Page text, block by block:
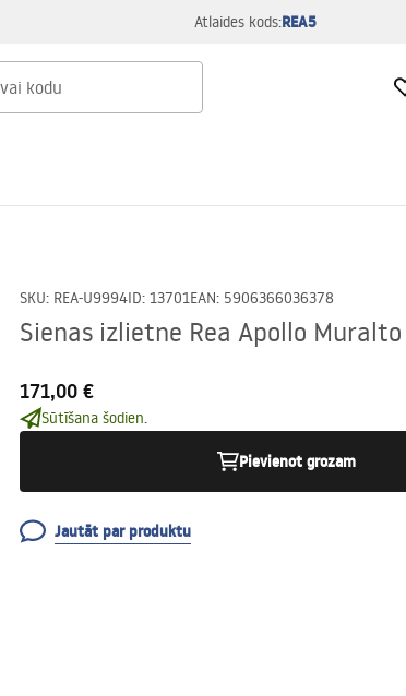
Atlaides kods:REA5
SKU: REA-U9994ID: 13701EAN: 5906366036378
Sienas izlietne Rea Apollo
171,00 €
Sūtīšana šodien.
Pievienot grozam
Jautāt par produktu